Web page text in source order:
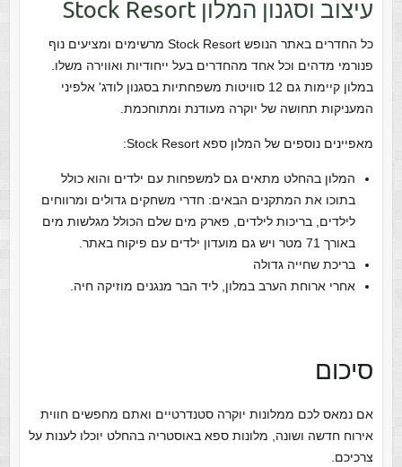
עיצוב וסגנון המלון Stock Resort
כל החדרים באתר הנופש Stock Resort מרשימים ומציעים נוף
פנורמי מדהים וכל אחד מהחדרים בעל ייחודיות ואווירה משלו.
במלון קיימות גם 12 סוויטות משפחתיות בסגנון לודג' אלפיני
המעניקות תחושה של יוקרה מעודנת ומתוחכמת.
מאפיינים נוספים של המלון ספא Stock Resort:
המלון בהחלט מתאים גם למשפחות עם ילדים והוא כולל
בתוכו את המתקנים הבאים: חדרי משחקים גדולים ומרווחים
לילדים, בריכות לילדים, פארק מים שלם הכולל מגלשות מים
באורך 71 מטר ויש גם מועדון ילדים עם פיקוח באתר.
בריכת שחייה גדולה
אחרי ארוחת הערב במלון, ליד הבר מנגנים מוזיקה חיה.
סיכום
אם נמאס לכם ממלונות יוקרה סטנדרטיים ואתם מחפשים חווית
אירוח חדשה ושונה, מלונות ספא באוסטריה בהחלט יוכלו לענות על
צרכיכם.